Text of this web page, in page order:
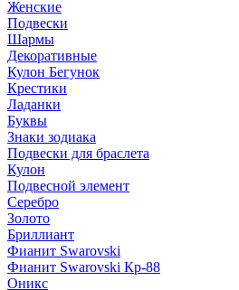
Женские
Подвески
Шармы
Декоративные
Кулон Бегунок
Крестики
Ладанки
Буквы
Знаки зодиака
Подвески для браслета
Кулон
Подвесной элемент
Серебро
Золото
Бриллиант
Фианит Swarovski
Фианит Swarovski Кр-88
Оникс